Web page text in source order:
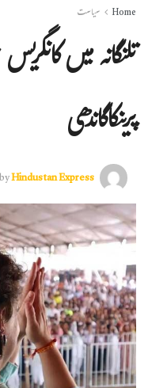
Home سیاست
تلنگانہ میں
پرینکاگاندھی
byHindustan Express